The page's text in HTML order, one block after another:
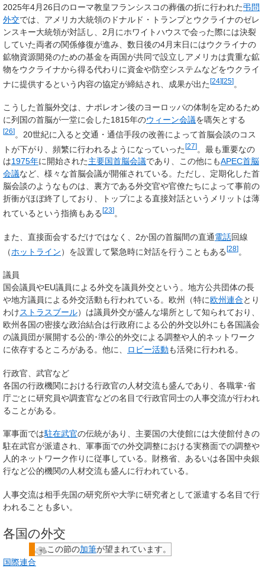
2025年4月26日のローマ教皇フランシスコの葬儀の折に行われた弔問
外交では、アメリカ大統領のドナルド・トランプとウクライナのゼレ
ンスキー大統領が対話し、2月にホワイトハウスで会った際には決裂
していた両者の関係修復が進み、数日後の4月末日にはウクライナの
鉱物資源開発のための基金を両国が共同で設立しアメリカは貴重な鉱
物をウクライナから得る代わりに資金や防空システムなどをウクライ
ナに提供するという内容の協定が締結され、成果が出た[24][25]。
こうした首脳外交は、ナポレオン後のヨーロッパの体制を定めるため
に列国の首脳が一堂に会した1815年のウィーン会議を嚆矢とする
[26] 。20世紀に入ると交通・通信手段の改善によって首脳会談のコス
トが下がり、頻繁に行われるようになっていった[27]。最も重要なの
は1975年に開始された主要国首脳会議であり、この他にもAPEC首脳
会議など、様々な首脳会議が開催されている。ただし、定期化した首
脳会談のようなものは、裏方である外交官や官僚たちによって事前の
折衝がほぼ終了しており、トップによる直接対話というメリットは薄
れているという指摘もある [23] 。
また、直接面会するだけではなく、2か国の首脳間の直通電話回線
（ホットライン）を設置して緊急時に対話を行うこともある[28]。
議員
国会議員やEU議員による外交を議員外交という。地方公共団体の長
や地方議員による外交活動も行われている。欧州（特に欧州連合とり
わけストラスブール）は議員外交が盛んな場所として知られており、
欧州各国の密接な政治結合は行政府による公的外交以外にも各国議会
の議員団が展開する公的･準公的外交による調整や人的ネットワーク
に依存するところがある。他に、
ロビー活動も活発に行われる。
行政官、武官など
各国の行政機関における行政官の人材交流も盛んであり、各職掌･省
庁ごとに研究員や調査官などの名目で行政官同士の人事交流が行われ
ることがある。
軍事面では駐在武官の伝統があり、主要国の大使館には大使館付きの
駐在武官が派遣され、軍事面での外交調整における実務面での調整や
人的ネットワーク作りに従事している。財務省、あるいは各国中央銀
行など公的機関の人材交流も盛んに行われている。
人事交流は相手先国の研究所や大学に研究者として派遣する名目で行
われることも多い。
各国の外交
この節の加筆が望まれています。
国際連合